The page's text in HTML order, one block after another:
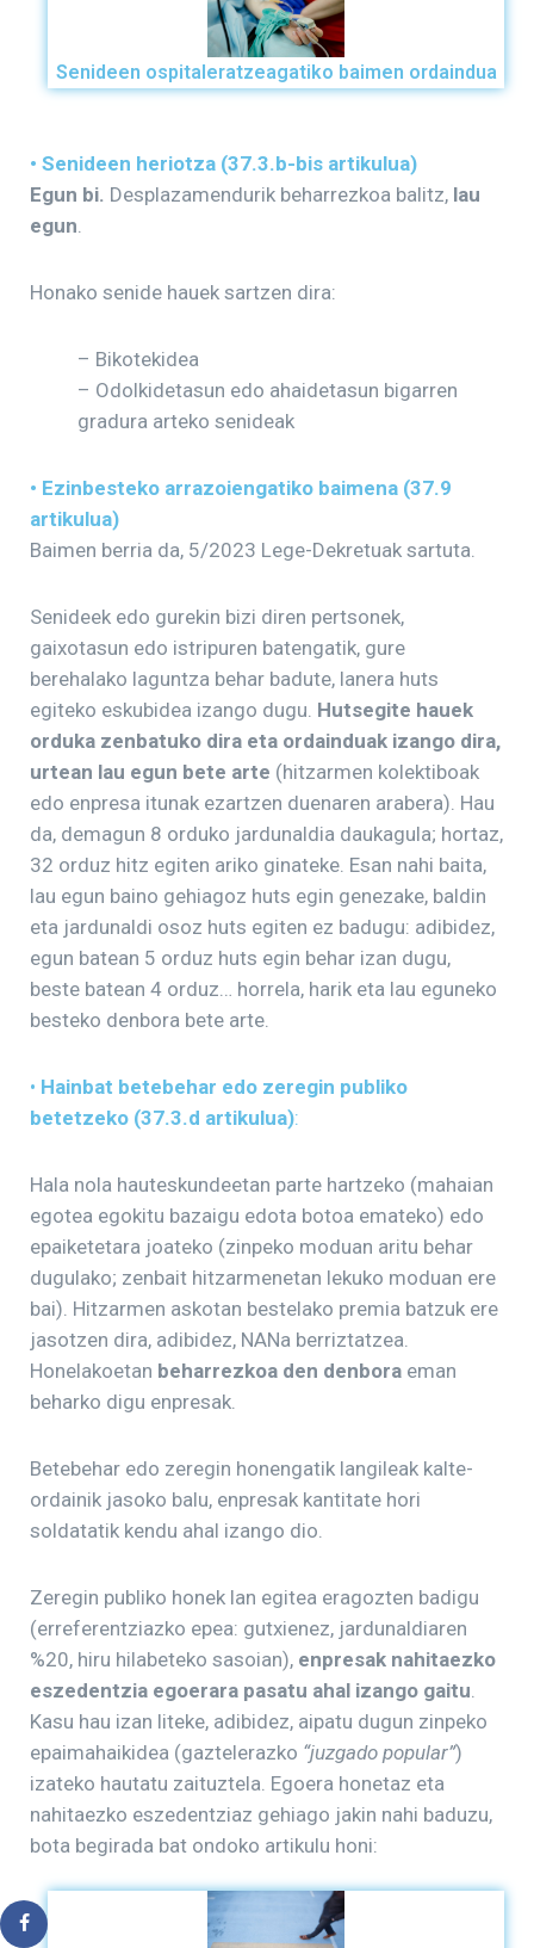
Senideen ospitaleratzeagatiko baimen ordaindua
• Senideen heriotza (37.3.b-bis artikulua)
Egun bi. Desplazamendurik beharrezkoa balitz, lau
egun
Honako senide hauek sartzen dira:
– Bikotekidea
– Odolkidetasun edo ahaidetasun bigarren
gradura arteko senideak
• Ezinbesteko arrazoiengatiko baimena (37.9
artikulua)
Baimen berria da, 5/2023 Lege-Dekretuak sartuta.
Senideek edo gurekin bizi diren pertsonek,
gaixotasun edo istripuren batengatik, gure
berehalako laguntza behar badute, lanera huts
egiteko eskubidea izango dugu. Hutsegite hauek
orduka zenbatuko dira eta ordainduak izango dira,
urtean lau egun bete arte (hitzarmen kolektiboak
edo enpresa itunak ezartzen duenaren arabera). Hau
da, demagun 8 orduko jardunaldia daukagula; hortaz,
32 orduz hitz egiten ariko ginateke. Esan nahi baita,
lau egun baino gehiagoz huts egin genezake, baldin
eta jardunaldi osoz huts egiten ez badugu: adibidez,
egun batean 5 orduz huts egin behar izan dugu,
beste batean 4 orduz… horrela, harik eta lau eguneko
besteko denbora bete arte.
• Hainbat betebehar edo zeregin publiko
betetzeko (37.3.d artikulua):
Hala nola hauteskundeetan parte hartzeko (mahaian
egotea egokitu bazaigu edota botoa emateko) edo
epaiketetara joateko (zinpeko moduan aritu behar
dugulako; zenbait hitzarmenetan lekuko moduan ere
bai). Hitzarmen askotan bestelako premia batzuk ere
jasotzen dira, adibidez, NANa berriztatzea.
Honelakoetan beharrezkoa den denbora eman
beharko digu enpresak.
Betebehar edo zeregin honengatik langileak kalte-
ordainik jasoko balu, enpresak kantitate hori
soldatatik kendu ahal izango dio.
Zeregin publiko honek lan egitea eragozten badigu
(erreferentziazko epea: gutxienez, jardunaldiaren
%20, hiru hilabeteko sasoian), enpresak nahitaezko
eszedentzia egoerara pasatu ahal izango gaitu
Kasu hau izan liteke, adibidez, aipatu dugun zinpeko
epaimahaikidea (gaztelerazko “juzgado popular”)
izateko hautatu zaituztela. Egoera honetaz eta
nahitaezko eszedentziaz gehiago jakin nahi baduzu,
bota begirada bat ondoko artikulu honi: